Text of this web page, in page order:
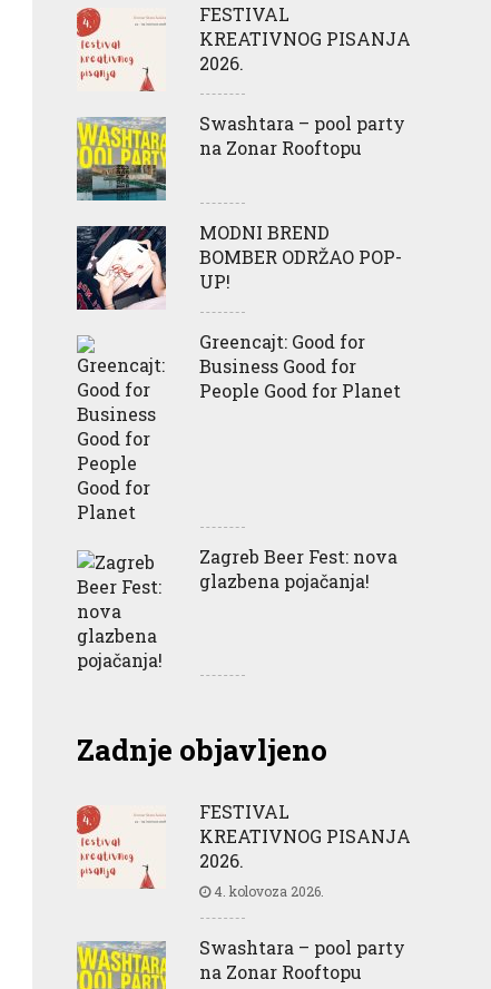
FESTIVAL
KREATIVNOG PISANJA
2026.
Swashtara – pool party
na Zonar Rooftopu
MODNI BREND
BOMBER ODRŽAO POP-
UP!
Greencajt: Good for
Business Good for
People Good for Planet
Zagreb Beer Fest: nova
glazbena pojačanja!
Zadnje objavljeno
FESTIVAL
KREATIVNOG PISANJA
2026.
4. kolovoza 2026.
Swashtara – pool party
na Zonar Rooftopu